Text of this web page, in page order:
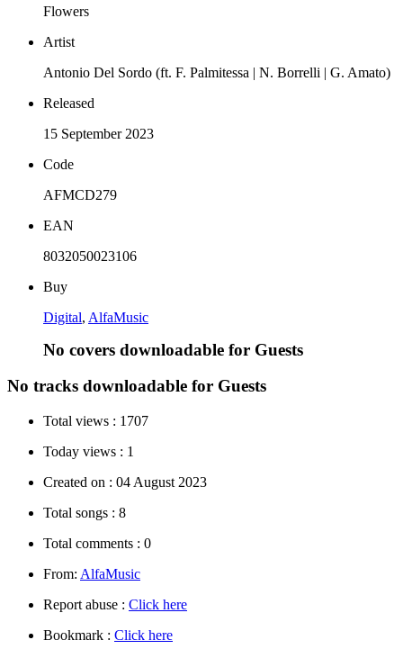
Flowers
Artist
Antonio Del Sordo (ft. F. Palmitessa | N. Borrelli | G. Amato)
Released
15 September 2023
Code
AFMCD279
EAN
8032050023106
Buy
Digital, AlfaMusic
No covers downloadable for Guests
No tracks downloadable for Guests
Total views : 1707
Today views : 1
Created on : 04 August 2023
Total songs : 8
Total comments : 0
From: AlfaMusic
Report abuse : Click here
Bookmark : Click here